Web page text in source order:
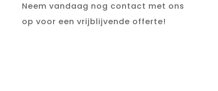
Neem vandaag nog contact met ons
op voor een vrijblijvende offerte!